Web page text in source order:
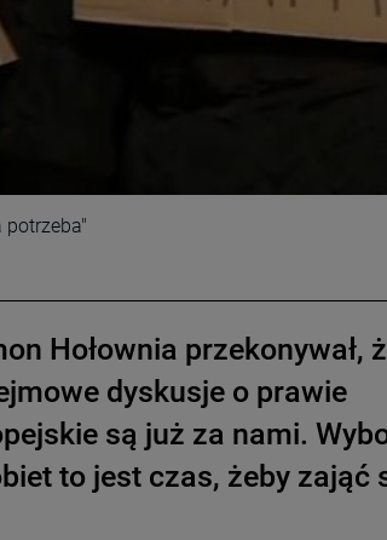
Hołownia przekonywał,
dyskusje o prawie
są już za nami.
to jest czas, żeby zająć